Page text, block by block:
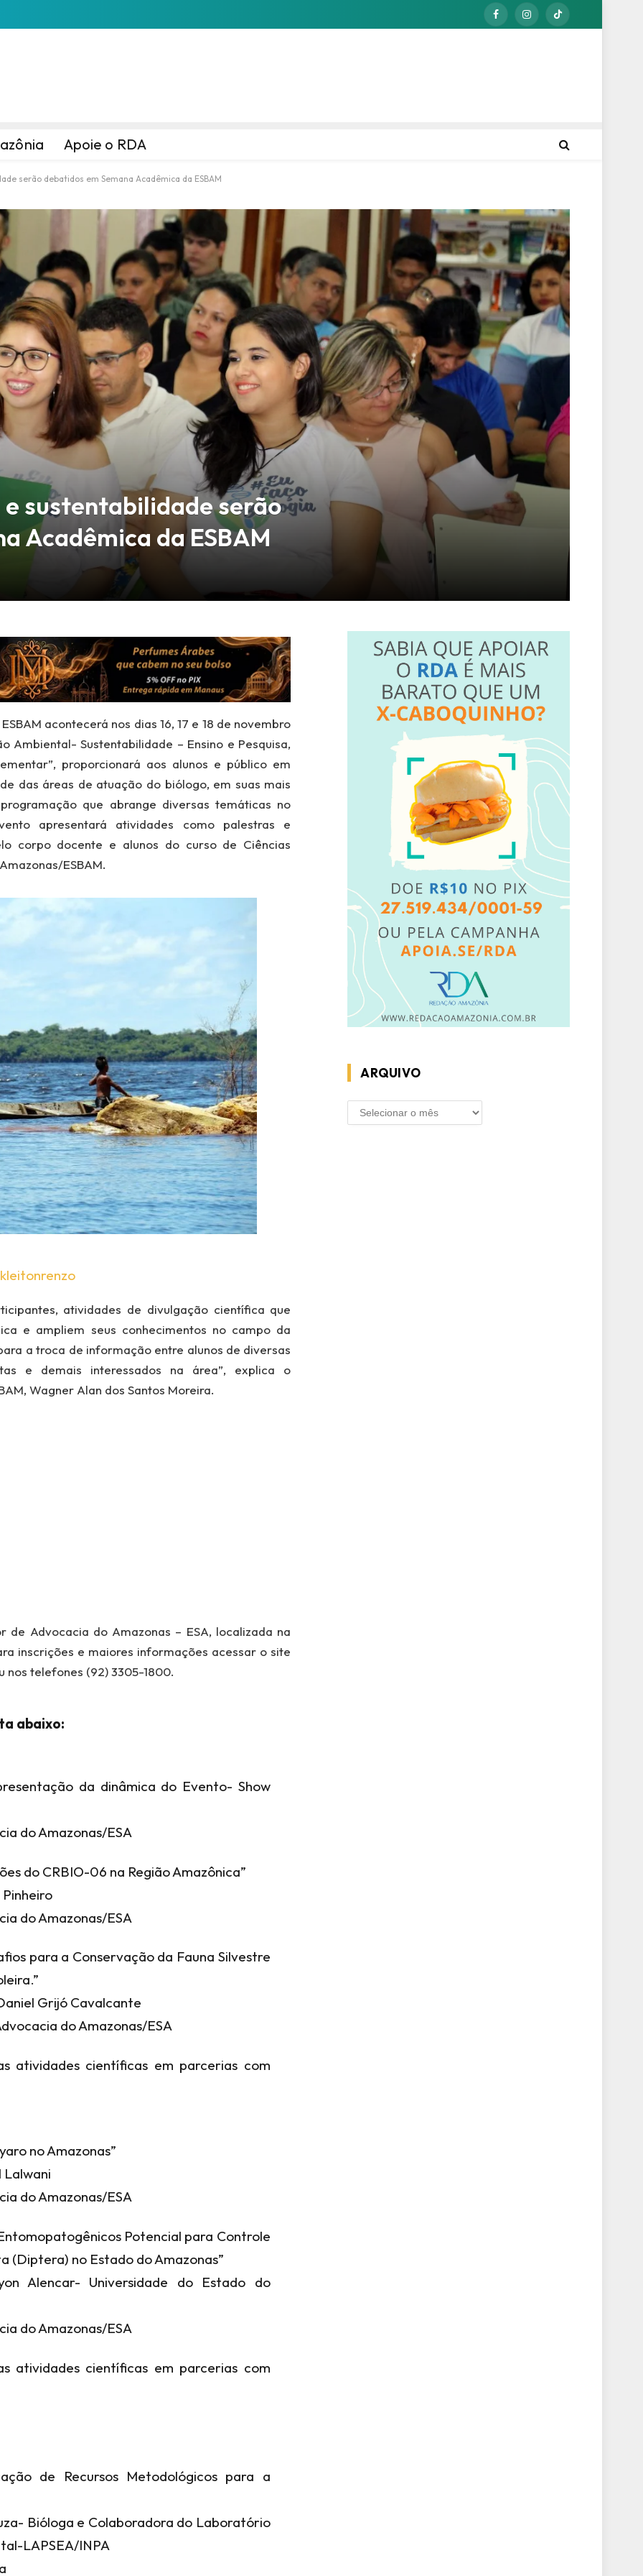
FacebookInstagramTikTok
Apoie o RDA
serão debatidos em Semana Acadêmica da ESBAM
sustentabilidade serão
Acadêmica da ESBAM
acontecerá nos dias 16, 17 e 18 de novembro
Ambiental- Sustentabilidade – Ensino e Pesquisa,
proporcionará aos alunos e público em
das áreas de atuação do biólogo, em suas mais
que abrange diversas temáticas no
apresentará atividades como palestras e
corpo docente e alunos do curso de Ciências
ESBAM.
atividades de divulgação científica que
e ampliem seus conhecimentos no campo da
a troca de informação entre alunos de diversas
e demais interessados na área”, explica o
Wagner Alan dos Santos Moreira.
de Advocacia do Amazonas – ESA, localizada na
inscrições e maiores informações acessar o site
nos telefones (92) 3305-1800.
abaixo:
da dinâmica do Evento- Show
do Amazonas/ESA
do CRBIO-06 na Região Amazônica”
do Amazonas/ESA
para a Conservação da Fauna Silvestre
Grijó Cavalcante
do Amazonas/ESA
atividades científicas em parcerias com
no Amazonas”
do Amazonas/ESA
Potencial para Controle
(Diptera) no Estado do Amazonas”
Alencar- Universidade do Estado do
do Amazonas/ESA
atividades científicas em parcerias com
de Recursos Metodológicos para a
Bióloga e Colaboradora do Laboratório
LAPSEA/INPA
ARQUIVO
ARQUIVO